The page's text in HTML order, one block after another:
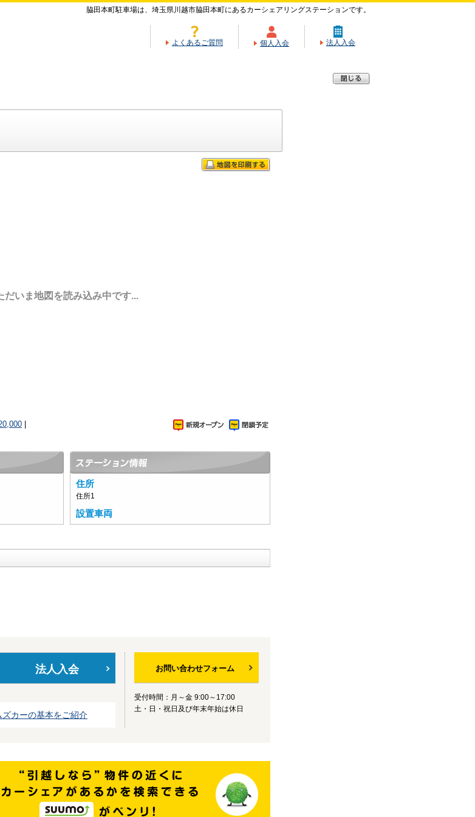
脇田本町駐車場は、埼玉県川越市脇田本町にあるカーシェアリングステーションです。
よくあるご質問 個人入会 法人入会
だいま地図を読み込み中です...
住所
住所1
設置車両
法人入会
カーの基本をご紹介
お問い合わせフォーム
受付時間：月～金 9:00～17:00
土・日・祝日及び年末年始は休日